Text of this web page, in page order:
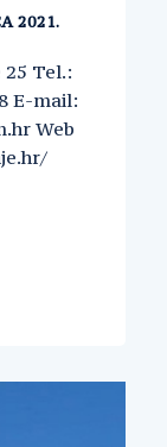
2021.
25 Tel.:
E-mail:
Web